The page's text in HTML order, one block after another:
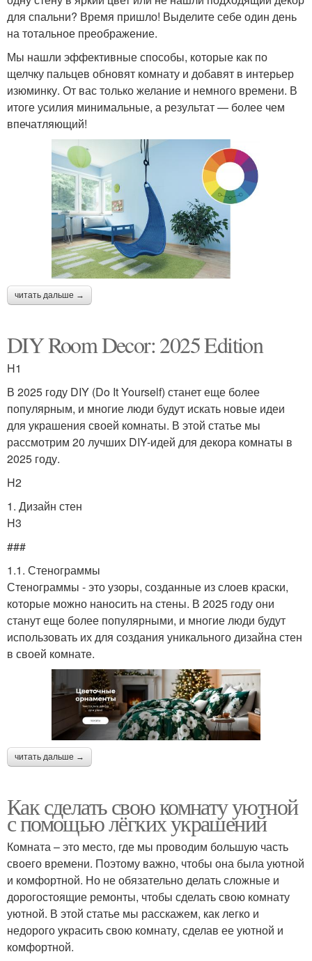
для спальни? Время пришло! Выделите себе один день
на тотальное преображение.
Мы нашли эффективные способы, которые как по
щелчку пальцев обновят комнату и добавят в интерьер
изюминку. От вас только желание и немного времени. В
итоге усилия минимальные, а результат — более чем
впечатляющий!
читать дальше →
DIY Room Decor: 2025 Edition
H1
В 2025 году DIY (Do It Yourself) станет еще более
популярным, и многие люди будут искать новые идеи
для украшения своей комнаты. В этой статье мы
рассмотрим 20 лучших DIY-идей для декора комнаты в
2025 году.
H2
1. Дизайн стен
H3
###
1.1. Стенограммы
Стенограммы - это узоры, созданные из слоев краски,
которые можно наносить на стены. В 2025 году они
станут еще более популярными, и многие люди будут
использовать их для создания уникального дизайна стен
в своей комнате.
читать дальше →
Как сделать свою комнату уютной
с помощью лёгких украшений
Комната – это место, где мы проводим большую часть
своего времени. Поэтому важно, чтобы она была уютной
и комфортной. Но не обязательно делать сложные и
дорогостоящие ремонты, чтобы сделать свою комнату
уютной. В этой статье мы расскажем, как легко и
недорого украсить свою комнату, сделав ее уютной и
комфортной.